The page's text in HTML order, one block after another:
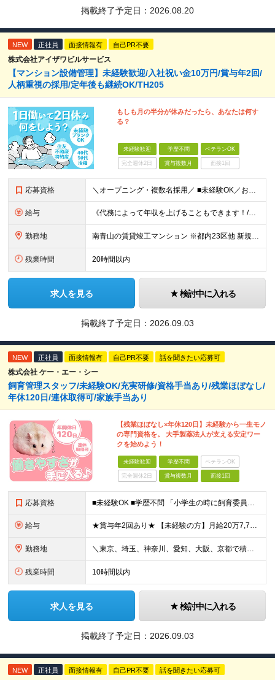
掲載終了予定日： 2026.08.20
NEW 正社員 面接情報有 自己PR不要
株式会社アイザワビルサービス
【マンション設備管理】未経験歓迎/入社祝い金10万円/賞与年2回/
人柄重視の採用/定年後も継続OK/TH205
もしも月の半分が休みだったら、あなたは何す
る？
未経験歓迎 学歴不問 ベテランOK
完全週休2日 賞与複数月 面接1回
応募資格 ＼オープニング・複数名採用／ ■未経験OK／お人柄を重視します！ ■高卒以上 ■60歳未満の方(定年年齢による理由) ＜長く安心して働きやすい＞ 当社では現在20代～60代の管理スタッフが活躍中！
給与 《代務によって年収を上げることもできます！/想定年収330万円》 ■月給22万円以上＋賞与年2回(2カ月/2025年実績)＋時間外手当＋資格手当＋役職手当＋交通費（夜勤のみ） ………… ≪昇給、賞与、
勤務地 南青山の賃貸竣工マンション ※都内23区他 新規受託物件につき、オープニングの募集です！ 入社時期はご相談可能です！ 【本社/面接地】 東京都新宿区西新宿2丁目6番1号 新宿住友ビル4階 ※(変
残業時間 20時間以内
求人を見る 検討中に入れる
掲載終了予定日： 2026.09.03
NEW 正社員 面接情報有 自己PR不要 話を聞きたい応募可
株式会社 ケー・エー・シー
飼育管理スタッフ/未経験OK/充実研修/資格手当あり/残業ほぼなし/
年休120日/連休取得可/家族手当あり
【残業ほぼなし×年休120日】未経験から一生モノ
の専門資格を。 大手製薬法人が支える安定ワー
クを始めよう！
未経験歓迎 学歴不問 ベテランOK
完全週休2日 賞与複数月 面接1回
応募資格 ■未経験OK ■学歴不問 「小学生の時に飼育委員だった！」 なんて方もお待ちしております♪ ※ご自宅でのペット飼育について※ ご自宅でげっ歯類・ウサギのペット飼育を禁止しております。当社業務では清
給与 ★賞与年2回あり★ 【未経験の方】月給20万7,750円～＋賞与年2回＋残業代全額支給＋交通費支給 【生物系大卒の方】月給21万3,750円～＋賞与年2回＋残業代全額支給＋交通費支給 ★手当が充実
勤務地 ＼東京、埼玉、神奈川、愛知、大阪、京都で積極採用中！／ ・東京都：品川区 ・埼玉県：和光市 ・神奈川県：横浜市戸塚区、藤沢市 ・茨城県：つくば市 Lマイカー通勤OK！ ・愛知県：犬山市
残業時間 10時間以内
求人を見る 検討中に入れる
掲載終了予定日： 2026.09.03
NEW 正社員 面接情報有 自己PR不要 話を聞きたい応募可